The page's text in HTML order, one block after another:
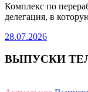
Комплекс по
делегация, в
28.07.2026
ВЫПУСКИ